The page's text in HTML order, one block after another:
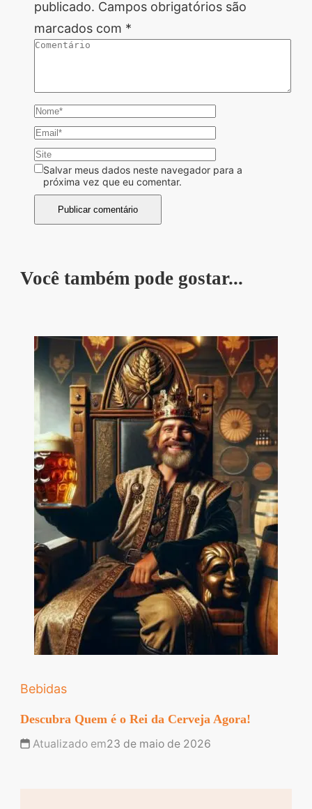
publicado. Campos obrigatórios são
marcados com *
Salvar meus dados neste navegador para a
próxima vez que eu comentar.
Você também pode gostar...
Bebidas
Descubra Quem é o Rei da Cerveja Agora!
Atualizado em23 de maio de 2026